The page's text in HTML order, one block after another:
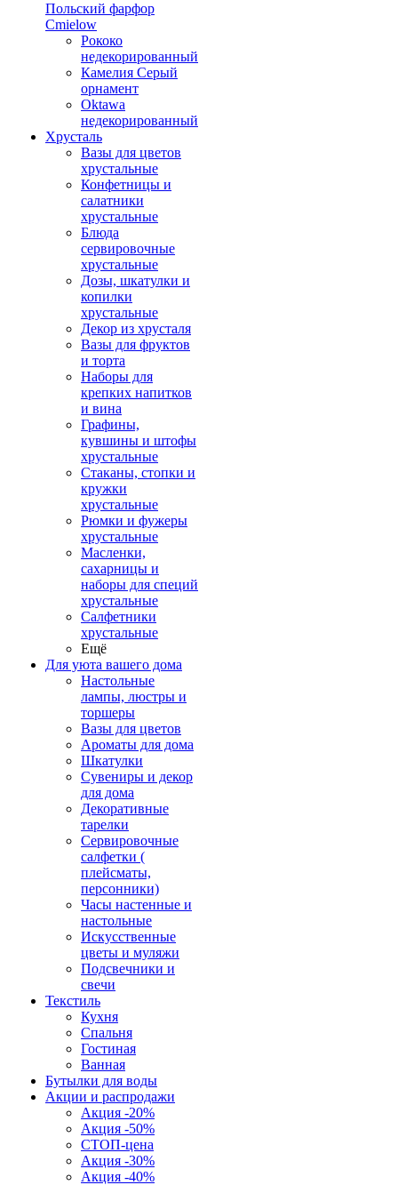
Польский фарфор
Сmielow
Рококо
недекорированный
Камелия Серый
орнамент
Oktawa
недекорированный
Хрусталь
Вазы для цветов
хрустальные
Конфетницы и
салатники
хрустальные
Блюда
сервировочные
хрустальные
Дозы, шкатулки и
копилки
хрустальные
Декор из хрусталя
Вазы для фруктов
и торта
Наборы для
крепких напитков
и вина
Графины,
кувшины и штофы
хрустальные
Стаканы, стопки и
кружки
хрустальные
Рюмки и фужеры
хрустальные
Масленки,
сахарницы и
наборы для специй
хрустальные
Салфетники
хрустальные
Ещё
Для уюта вашего дома
Настольные
лампы, люстры и
торшеры
Вазы для цветов
Ароматы для дома
Шкатулки
Сувениры и декор
для дома
Декоративные
тарелки
Сервировочные
салфетки (
плейсматы,
персонники)
Часы настенные и
настольные
Искусственные
цветы и муляжи
Подсвечники и
свечи
Текстиль
Кухня
Спальня
Гостиная
Ванная
Бутылки для воды
Акции и распродажи
Акция -20%
Акция -50%
СТОП-цена
Акция -30%
Акция -40%